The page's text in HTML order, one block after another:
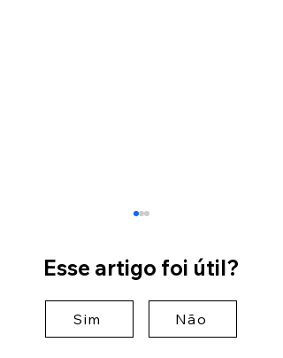
Esse artigo foi útil?
Sim Não